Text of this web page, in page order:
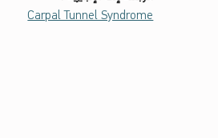
Carpal Tunnel Syndrome
Skip back to main navigation